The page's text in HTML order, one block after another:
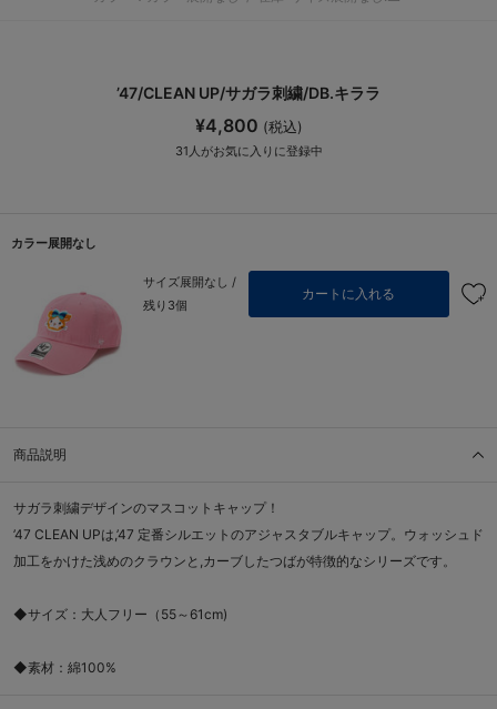
’47/CLEAN UP/サガラ刺繍/DB.キララ
¥4,800 (税込)
31 人がお気に入りに登録中
カラー展開なし
サイズ展開なし /
残り3個
カートに入れる
商品説明
サガラ刺繍デザインのマスコットキャップ！
’47 CLEAN UPは,’47 定番シルエットのアジャスタブルキャップ。ウォッシュド
加工をかけた浅めのクラウンと,カーブしたつばが特徴的なシリーズです。
◆サイズ：大人フリー（55～61cm)
◆素材：綿100%